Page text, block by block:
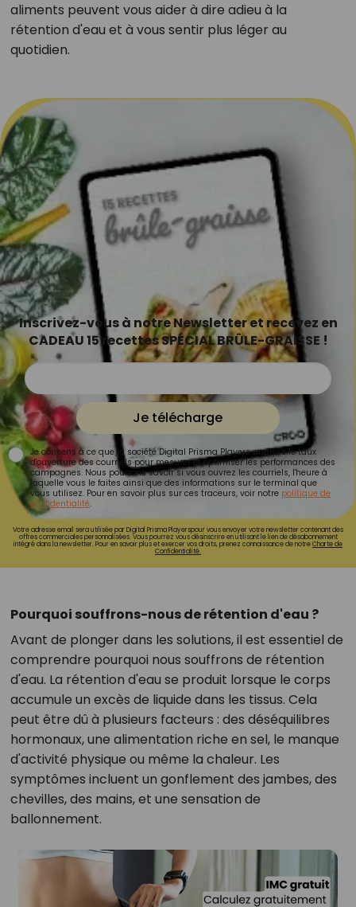
aliments peuvent vous aider à dire adieu à la
rétention d'eau et à vous sentir plus léger au
quotidien.
Inscrivez-vous à notre Newsletter et recevez en
CADEAU 15 recettes SPÉCIAL BRÛLE-GRAISSE !
Je télécharge
Je consens à ce que la société Digital Prisma Players analyse le taux
d'ouverture des courriels pour mesurer et optimiser les performances des
campagnes. Nous pourrons savoir si vous ouvrez les courriels, l'heure à
laquelle vous le faites ainsi que des informations sur le terminal que
vous utilisez. Pour en savoir plus sur ces traceurs, voir notre politique de
confidentialité.
Votre adresse email sera utilisée par Digital Prisma Playerspour vous envoyer votre newsletter contenant des
offres commerciales personnalisées. Vous pourrez vous désinscrire en utilisant le lien de désabonnement
intégré dans la newsletter. Pour en savoir plus et exercer vos droits, prenez connaissance de notreCharte de
Confidentialité.
Pourquoi souffrons-nous de rétention d'eau ?
Avant de plonger dans les solutions, il est essentiel de
comprendre pourquoi nous souffrons de rétention
d'eau. La rétention d'eau se produit lorsque le corps
accumule un excès de liquide dans les tissus. Cela
peut être dû à plusieurs facteurs : des déséquilibres
hormonaux, une alimentation riche en sel, le manque
d'activité physique ou même la chaleur. Les
symptômes incluent un gonflement des jambes, des
chevilles, des mains, et une sensation de
ballonnement.